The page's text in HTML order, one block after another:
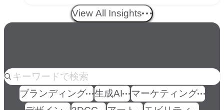
する？映像ディレクター橋本
View All Insights
人気のkeyword
ブランディング 生成AI
マーケティング